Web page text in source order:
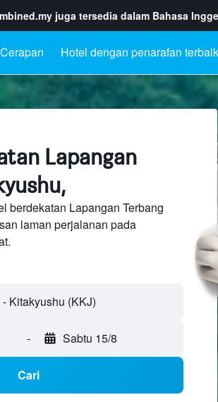
juga tersedia dalam Bahasa
Cerapan Hotel dengan penarafan terbaik
Lapangan
berdekatan Lapangan Terbang
laman perjalanan pada
- Sabtu 15/8
Cari